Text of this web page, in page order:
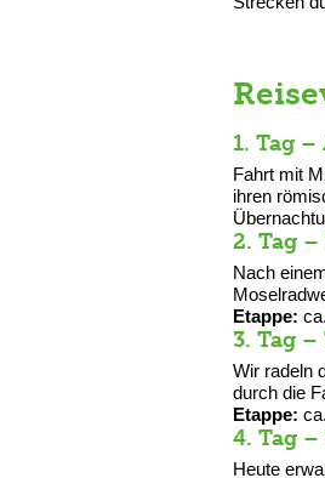
1. Tag
Fahrt mit
ihren
2. Tag
Nach
Etappe:
3. Tag
Wir radeln
durch die
Etappe:
4. Tag
Heute